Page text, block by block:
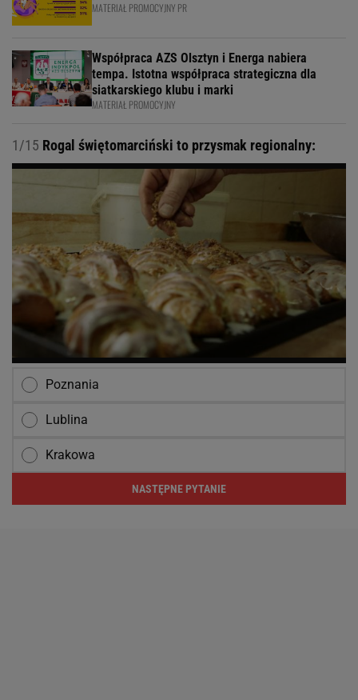
MATERIAŁ PROMOCYJNY PR
Współpraca AZS Olsztyn i Energa nabiera
tempa. Istotna współpraca strategiczna dla
siatkarskiego klubu i marki
MATERIAŁ PROMOCYJNY
1/15 Rogal świętomarciński to przysmak regionalny:
Poznania
Lublina
Krakowa
NASTĘPNE PYTANIE